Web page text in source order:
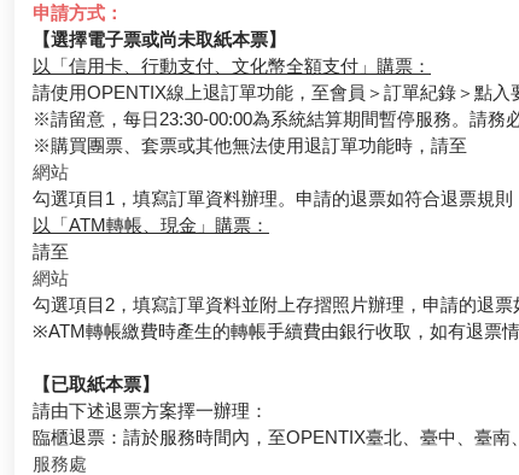
申請方式：
【選擇電子票或尚未取紙本票】
以「信用卡、行動支付、文化幣全額支付」購票：
請使用OPENTIX線上退訂單功能，至會員＞訂單紀錄＞點
※請留意，每日23:30-00:00為系統結算期間暫停服務。請務
※購買團票、套票或其他無法使用退訂單功能時，請至
網站
勾選項目1，填寫訂單資料辦理。申請的退票如符合退票規則
以「ATM轉帳、現金」購票：
請至
網站
勾選項目2，填寫訂單資料並附上存摺照片辦理，申請的退
※ATM轉帳繳費時產生的轉帳手續費由銀行收取，如有退票
【已取紙本票】
請由下述退票方案擇一辦理：
臨櫃退票：請於服務時間內，至OPENTIX臺北、臺中、臺南
服務處